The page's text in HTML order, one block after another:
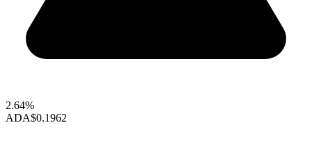
2.64%
ADA$0.1962